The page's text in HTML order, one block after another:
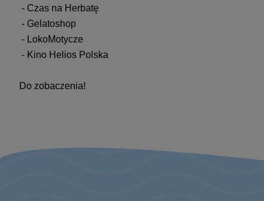
- Czas na Herbatę
- Gelatoshop
- LokoMotycze
- Kino Helios Polska
Do zobaczenia!